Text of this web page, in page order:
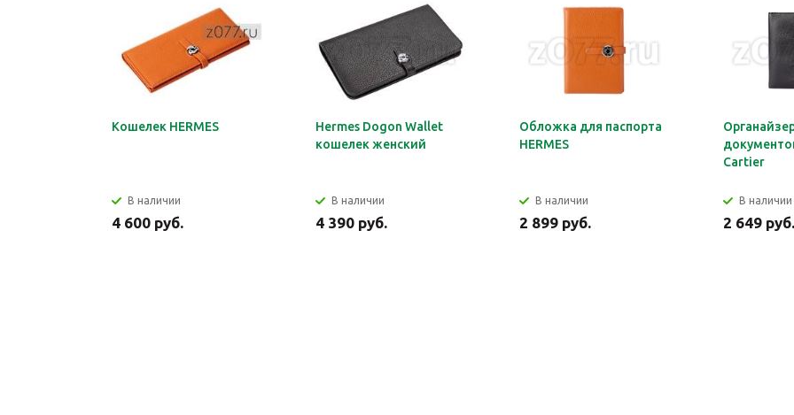
Кошелек HERMES
В наличии
4 600 руб.
Hermes Dogon Wallet
кошелек женский
В наличии
4 390 руб.
Обложка для паспорта
HERMES
В наличии
2 899 руб.
Cartier
В наличии
2 649 руб.